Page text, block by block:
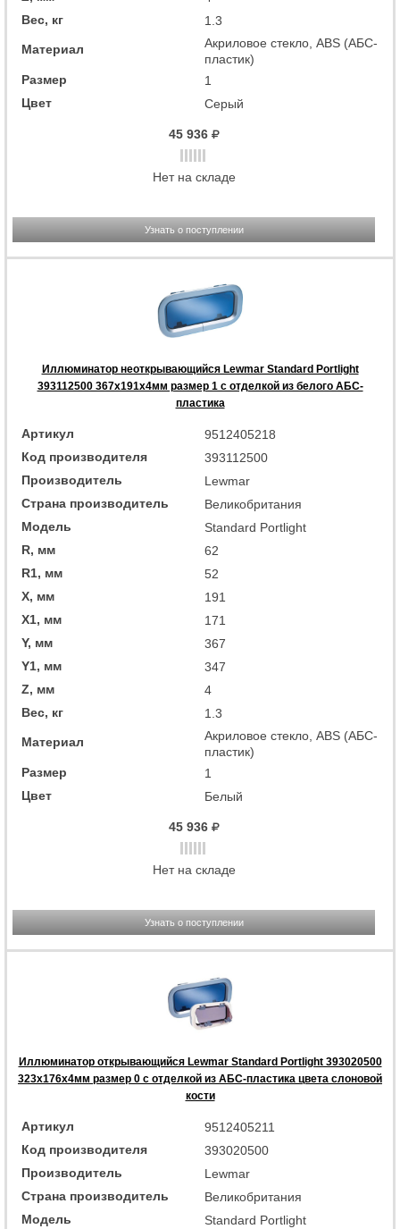
Вес, кг
1.3
Материал
Акриловое стекло, ABS (АБС-
пластик)
Размер
1
Цвет
Серый
45 936
Нет на складе
Узнать о поступлении
Иллюминатор неоткрывающийся Lewmar Standard Portlight
393112500 367x191x4мм размер 1 с отделкой из белого АБС-
пластика
Артикул
9512405218
Код производителя
393112500
Производитель
Lewmar
Страна производитель
Великобритания
Модель
Standard Portlight
R, мм
62
R1, мм
52
X, мм
191
X1, мм
171
Y, мм
367
Y1, мм
347
Z, мм
4
Вес, кг
1.3
Материал
Акриловое стекло, ABS (АБС-
пластик)
Размер
1
Цвет
Белый
45 936
Нет на складе
Узнать о поступлении
Иллюминатор открывающийся Lewmar Standard Portlight 393020500
323x176x4мм размер 0 с отделкой из АБС-пластика цвета слоновой
кости
Артикул
9512405211
Код производителя
393020500
Производитель
Lewmar
Страна производитель
Великобритания
Модель
Standard Portlight